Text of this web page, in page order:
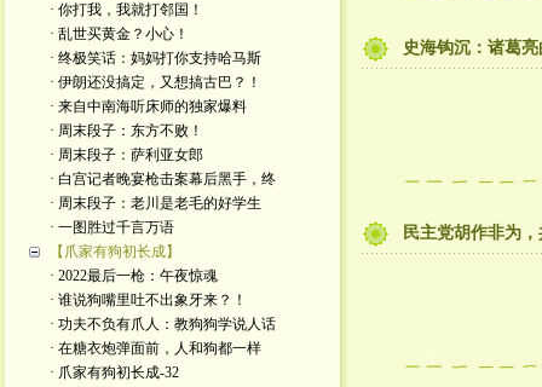
· 你打我，我就打邻国！
· 乱世买黄金？小心！
· 终极笑话：妈妈打你支持哈马斯
· 伊朗还没搞定，又想搞古巴？！
· 来自中南海听床师的独家爆料
· 周末段子：东方不败！
· 周末段子：萨利亚女郎
· 白宫记者晚宴枪击案幕后黑手，终
· 周末段子：老川是老毛的好学生
· 一图胜过千言万语
【爪家有狗初长成】
· 2022最后一枪：午夜惊魂
· 谁说狗嘴里吐不出象牙来？！
· 功夫不负有爪人：教狗狗学说人话
· 在糖衣炮弹面前，人和狗都一样
· 爪家有狗初长成-32
史海钩沉：诸葛
民主党胡作非为